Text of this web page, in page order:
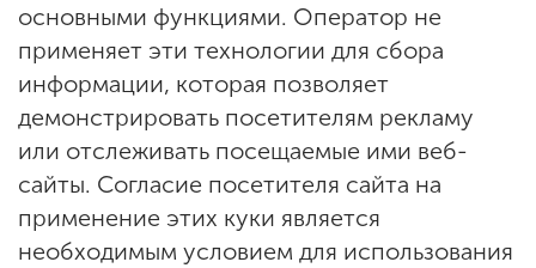
основными функциями. Оператор не
применяет эти технологии для сбора
информации, которая позволяет
демонстрировать посетителям рекламу
или отслеживать посещаемые ими веб-
сайты. Согласие посетителя сайта на
применение этих куки является
необходимым условием для использования